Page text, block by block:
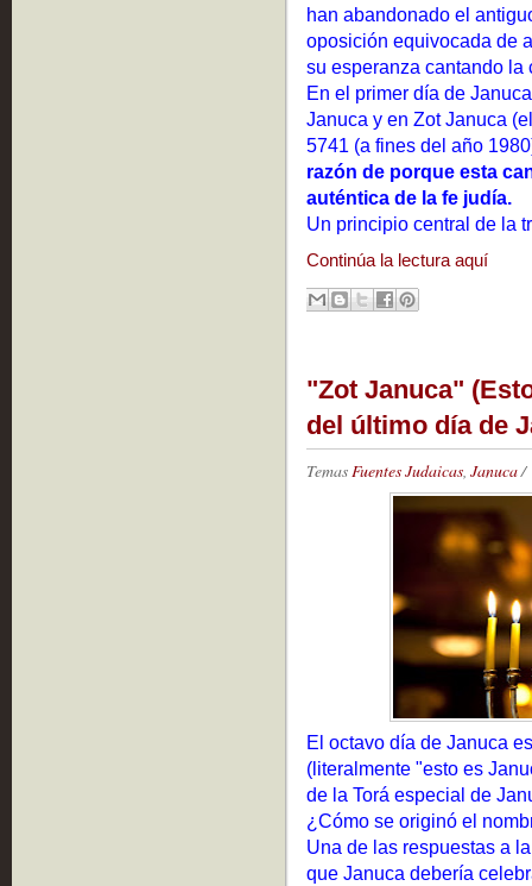
han abandonado el
oposición equivocada de
su esperanza cantando la
En el primer día de
Januca y en Zot Januca
5741 (a fines del año
razón de porque esta
auténtica de la fe judía.
Un principio central de la
Continúa la lectura aquí
"Zot Januca"
del último día de
TemasFuentes Judaicas, Januca/
El octavo día de Januca
(literalmente "esto es
de la Torá especial de
¿Cómo se originó el
Una de las respuestas a
que Januca debería